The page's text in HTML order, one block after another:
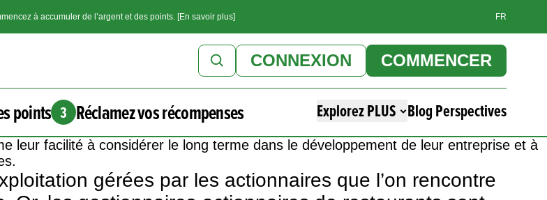
à accumuler de l’argent et des points. [En savoir plus] FR
CONNEXION COMMENCER
points 3 Réclamez vos récompenses Explorez PLUS Blog Perspectives
leur facilité à considérer le long terme dans le développement de leur entreprise et à
gérées par les actionnaires que l’on rencontre